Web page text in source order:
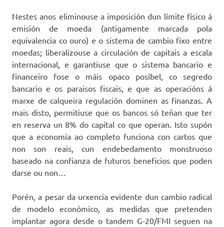
Nestes anos eliminouse a imposición dun límite físico á
emisión de moeda (antigamente marcada pola
equivalencia co ouro) e o sistema de cambio fixo entre
moedas; liberalizouse a circulación de capitais a escala
internacional, e garantiuse que o sistema bancario e
financeiro fose o máis opaco posíbel, co segredo
bancario e os paraisos fiscais, e que as operacións á
marxe de calqueira regulación dominen as finanzas. A
mais disto, permitiuse que os bancos só teñan que ter
en reserva un 8% do capital co que operan. Isto supón
que a economía ao completo funciona con cartos que
non son reais, cun endebedamento monstruoso
baseado na confianza de futuros beneficios que poden
darse ou non…
Porén, a pesar da urxencia evidente dun cambio radical
de modelo económico, as medidas que pretenden
implantar agora desde o tandem G-20/FMI seguen na